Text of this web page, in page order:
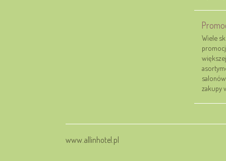
Wiele
zakupy
www.allinhotel.pl